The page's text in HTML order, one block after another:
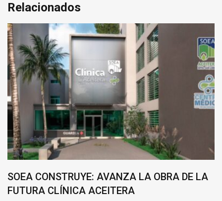
Relacionados
SOEA CONSTRUYE: AVANZA LA OBRA DE LA
FUTURA CLÍNICA ACEITERA